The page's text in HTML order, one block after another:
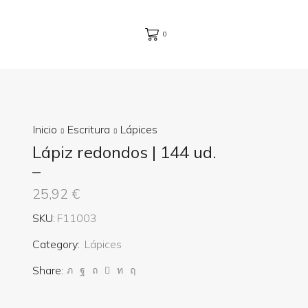
0
Inicio Escritura Lápices
Lápiz redondos | 144 ud.
–
25,92 €
SKU: F11003
Category: Lápices
Share: